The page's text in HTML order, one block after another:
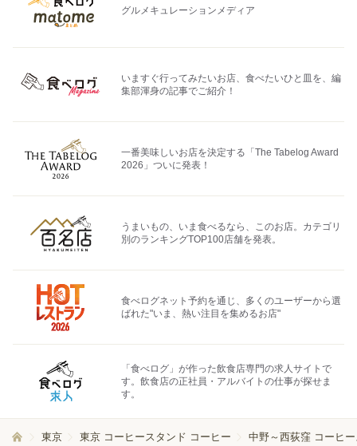
グルメキュレーションメディア
いますぐ行ってみたいお店、食べたいひと皿を、編
集部渾身の記事でご紹介！
一番美味しいお店を決定する「The Tabelog Award
2026」ついに発表！
うまいもの、いま食べるなら、このお店。カテゴリ
別のランキングTOP100店舗を発表。
食べログネット予約を通じ、多くのユーザーから選
ばれた"いま、熱い注目を集めるお店"
「食べログ」が作った飲食店専門の求人サイトで
す。飲食店の正社員・アルバイトの仕事が探せま
す。
東京 東京 コーヒースタンド コーヒー 中野～西荻窪 コーヒ